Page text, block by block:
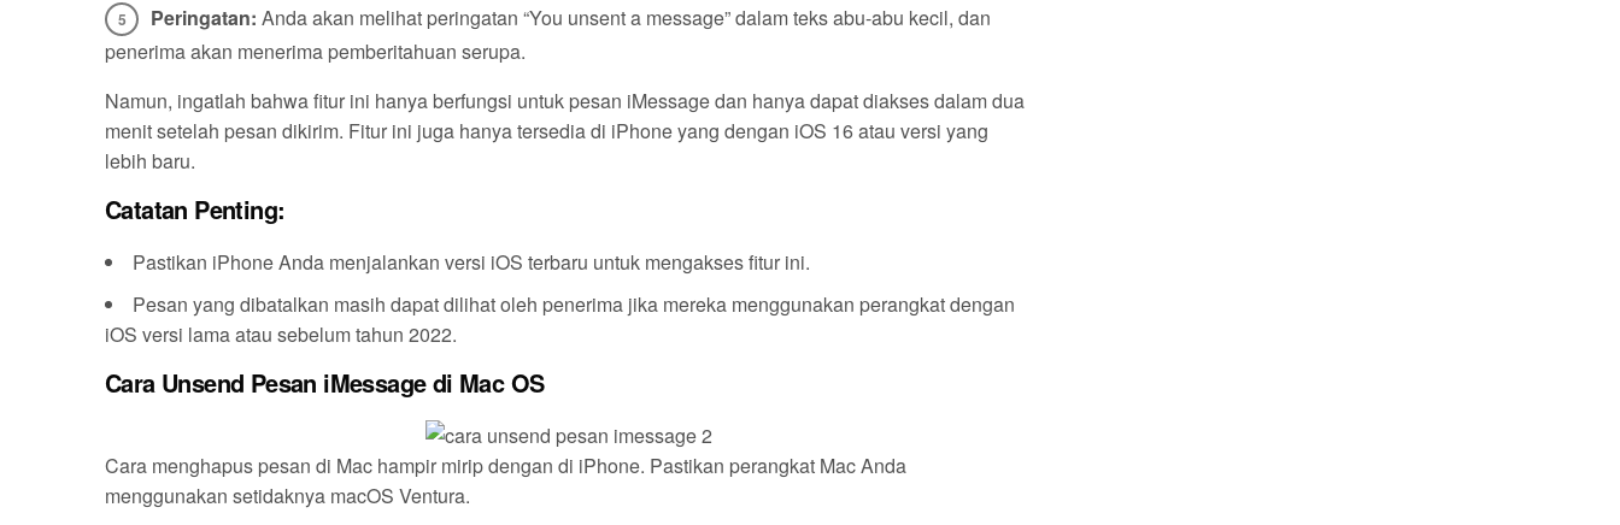
Peringatan: Anda akan melihat peringatan “You unsent a message” dalam teks abu-abu kecil, dan
penerima akan menerima pemberitahuan serupa.
Namun, ingatlah bahwa fitur ini hanya berfungsi untuk pesan iMessage dan hanya dapat diakses dalam dua
menit setelah pesan dikirim. Fitur ini juga hanya tersedia di iPhone yang dengan iOS 16 atau versi yang
lebih baru.
Catatan Penting:
Pastikan iPhone Anda menjalankan versi iOS terbaru untuk mengakses fitur ini.
Pesan yang dibatalkan masih dapat dilihat oleh penerima jika mereka menggunakan perangkat dengan
iOS versi lama atau sebelum tahun 2022.
Cara Unsend Pesan iMessage di Mac OS
Cara menghapus pesan di Mac hampir mirip dengan di iPhone. Pastikan perangkat Mac Anda
menggunakan setidaknya macOS Ventura.